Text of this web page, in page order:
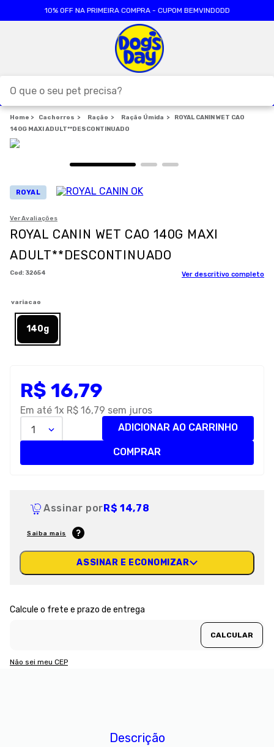
10% OFF NA PRIMEIRA COMPRA - CUPOM BEMVINDODD
Cachorros Ração Ração Úmida
ROYAL CANIN WET CAO
140G MAXI ADULT**DESCONTINUADO
ROYAL
Ver Avaliações
ROYAL CANIN WET CAO 140G MAXI
ADULT**DESCONTINUADO
: 32654 Ver descritivo completo
variacao
140g
R$ 16,79
Em até 1x R$ 16,79 sem juros
1
ADICIONAR AO CARRINHO
COMPRAR
Assinar porR$ 14,78
Saiba mais
ASSINAR E ECONOMIZAR
Não sei meu CEP
Descrição
TERMOS MAIS BUSCADOS